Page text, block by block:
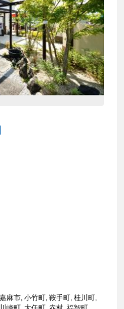
麻市, 小竹町, 鞍手町, 桂川町,